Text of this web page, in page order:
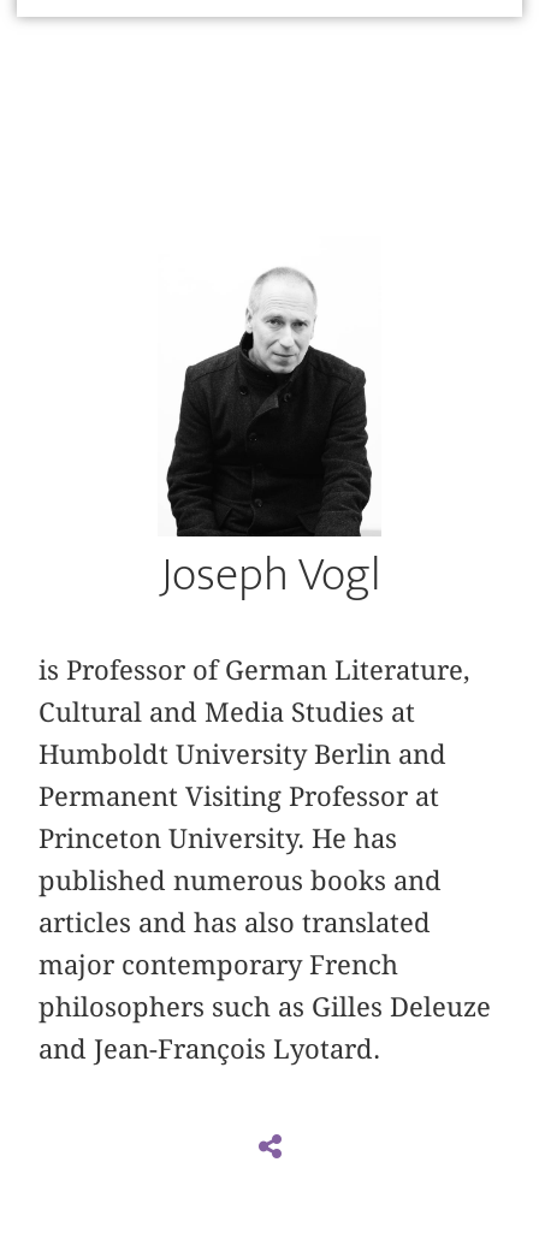
Joseph Vogl
is Professor of German Literature,
Cultural and Media Studies at
Humboldt University Berlin and
Permanent Visiting Professor at
Princeton University. He has
published numerous books and
articles and has also translated
major contemporary French
philosophers such as Gilles Deleuze
and Jean-François Lyotard.